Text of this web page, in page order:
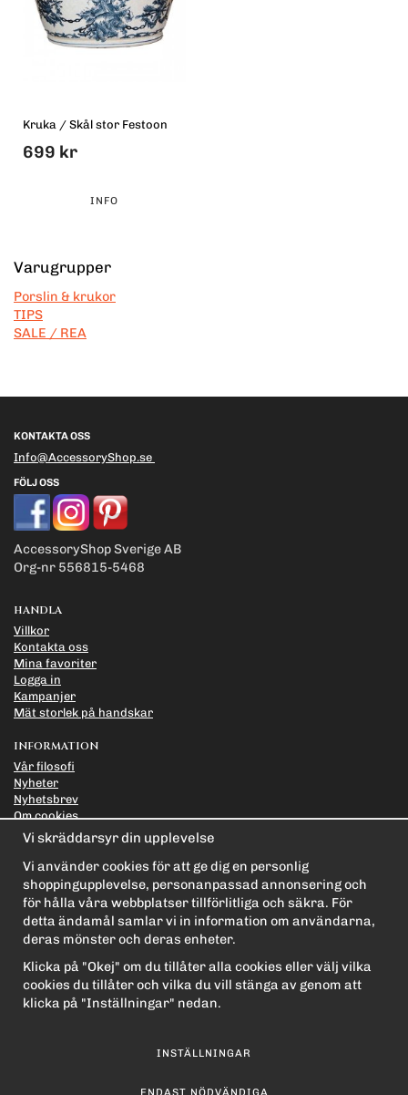
Kruka / Skål stor Festoon
699 kr
INFO
Varugrupper
Porslin & krukor
TIPS
SALE / REA
KONTAKTA OSS
Info@AccessoryShop.se
FÖLJ OSS
AccessoryShop Sverige AB
Org-nr 556815-5468
HANDLA
Villkor
Kontakta oss
Mina favoriter
Logga in
Kampanjer
Mät storlek på handskar
INFORMATION
Vår filosofi
Nyheter
Nyhetsbrev
Om cookies
Länkar
Integritetspolicy
PRENUMERERA PÅ NYHETSBREVET FÖR VÅRA BÄSTA
ERBJUDANDEN OCH NYHETER!
E-
postadress
Vi skräddarsyr din upplevelse
Vi använder cookies för att ge dig en personlig
shoppingupplevelse, personanpassad annonsering och
för hålla våra webbplatser tillförlitliga och säkra. För
detta ändamål samlar vi in information om användarna,
deras mönster och deras enheter.
Klicka på "Okej" om du tillåter alla cookies eller välj vilka
cookies du tillåter och vilka du vill stänga av genom att
klicka på "Inställningar" nedan.
INSTÄLLNINGAR
ENDAST NÖDVÄNDIGA